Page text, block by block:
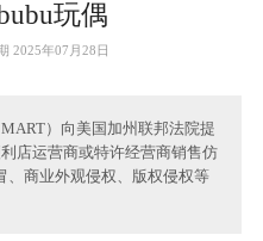
玩偶
2025年07月28日
）向美国加州联邦法院提
店运营商或特许经营商销售仿
、商业外观侵权、版权侵权等